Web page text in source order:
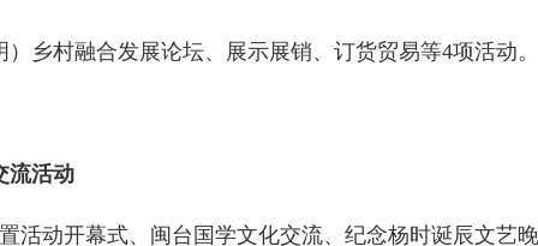
村融合发展论坛、展示展销、订货贸易等4项活动
流活动
开幕式、闽台国学文化交流、纪念杨时诞辰文艺